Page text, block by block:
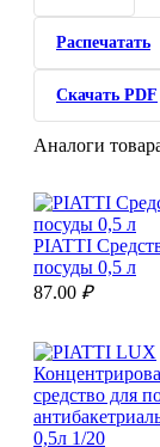
Распечатать
Скачать PDF
Аналоги
PIATTI
посуды 0,5 л
87.00 ₽